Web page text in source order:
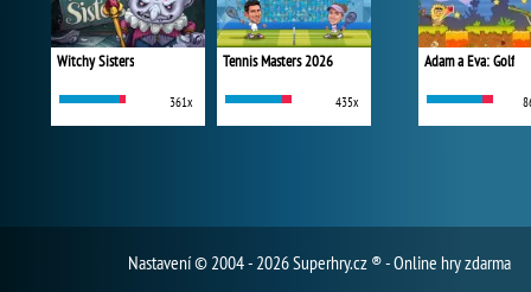
Witchy Sisters
361x
Tennis Masters 2026
435x
Adam a Eva: Golf
Nastavení© 2004 - 2026 Superhry.cz ® - Online hry zdarma